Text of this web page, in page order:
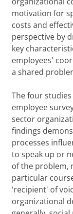
motivation for
costs and
perspective by
key
employees'
a shared
The four
employee
sector
findings
processes
to speak up or
of the problem,
particular
'recipient' of
organizational